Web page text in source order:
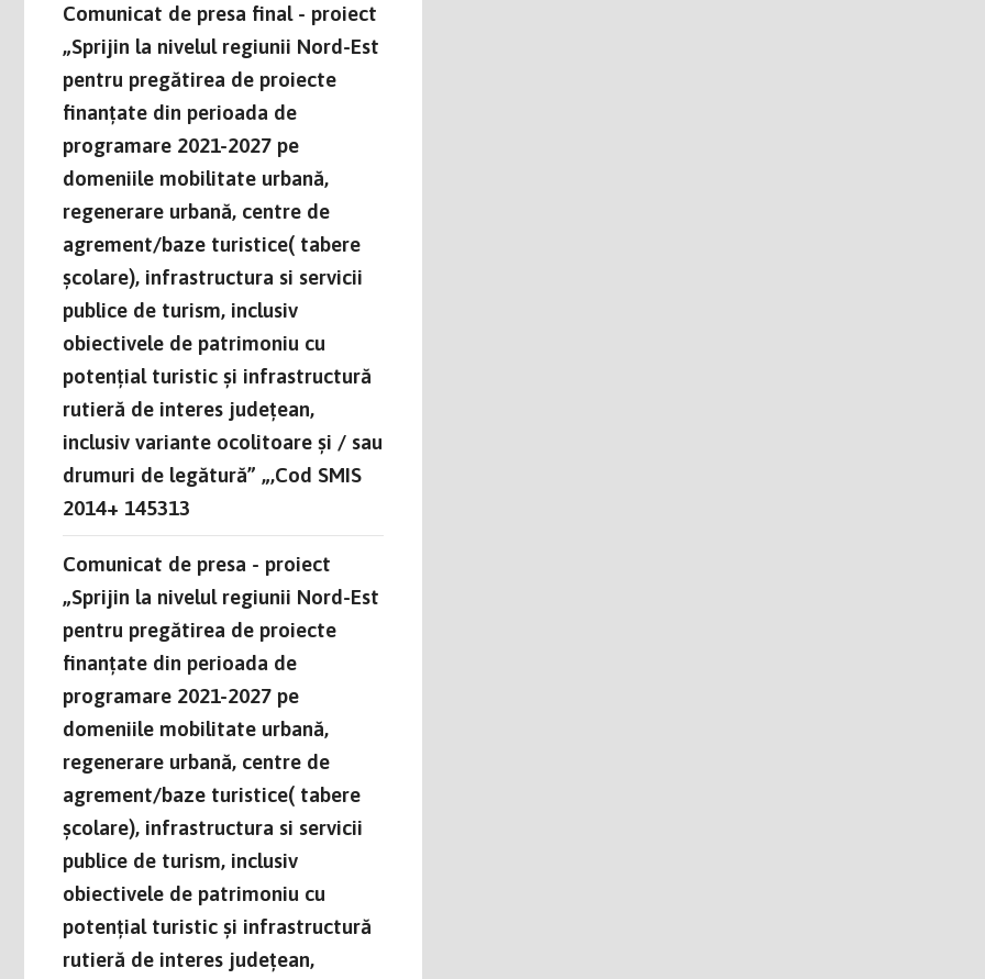
Comunicat de presa final - proiect
„Sprijin la nivelul regiunii Nord-Est
pentru pregătirea de proiecte
finanțate din perioada de
programare 2021-2027 pe
domeniile mobilitate urbană,
regenerare urbană, centre de
agrement/baze turistice( tabere
școlare), infrastructura si servicii
publice de turism, inclusiv
obiectivele de patrimoniu cu
potențial turistic și infrastructură
rutieră de interes județean,
inclusiv variante ocolitoare și / sau
drumuri de legătură” „,Cod SMIS
2014+ 145313
Comunicat de presa - proiect
„Sprijin la nivelul regiunii Nord-Est
pentru pregătirea de proiecte
finanțate din perioada de
programare 2021-2027 pe
domeniile mobilitate urbană,
regenerare urbană, centre de
agrement/baze turistice( tabere
școlare), infrastructura si servicii
publice de turism, inclusiv
obiectivele de patrimoniu cu
potențial turistic și infrastructură
rutieră de interes județean,